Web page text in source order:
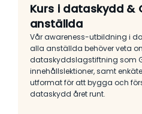
Kurs i dataskydd &
anställda
Vår awareness-utbildning i
alla anställda behöver veta
dataskyddslagstiftning som
innehållslektioner, samt
utformat för att bygga och
dataskydd året runt.